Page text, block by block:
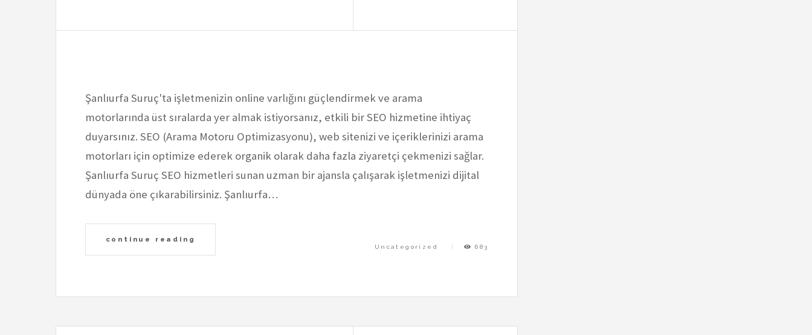
Şanlıurfa Suruç'ta işletmenizin online varlığını güçlendirmek ve arama
motorlarında üst sıralarda yer almak istiyorsanız, etkili bir SEO hizmetine ihtiyaç
duyarsınız. SEO (Arama Motoru Optimizasyonu), web sitenizi ve içeriklerinizi arama
motorları için optimize ederek organik olarak daha fazla ziyaretçi çekmenizi sağlar.
Şanlıurfa Suruç SEO hizmetleri sunan uzman bir ajansla çalışarak işletmenizi dijital
dünyada öne çıkarabilirsiniz. Şanlıurfa…
continue reading
Uncategorized 683